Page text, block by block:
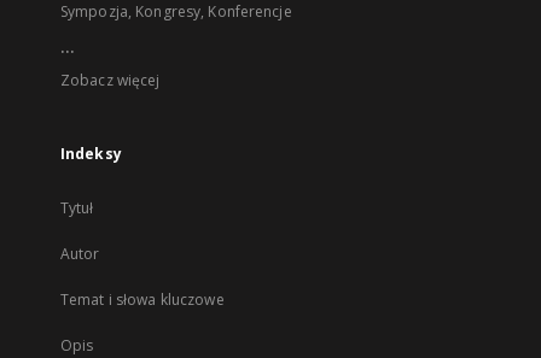
Sympozja, Kongresy, Konferencje
...
Zobacz więcej
Indeksy
Tytuł
Autor
Temat i słowa kluczowe
Opis